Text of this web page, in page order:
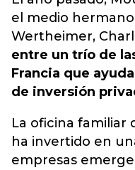
el medio hermano
Wertheimer,
entre un trío de
Francia que
de inversión
La oficina familiar
ha invertido en
empresas